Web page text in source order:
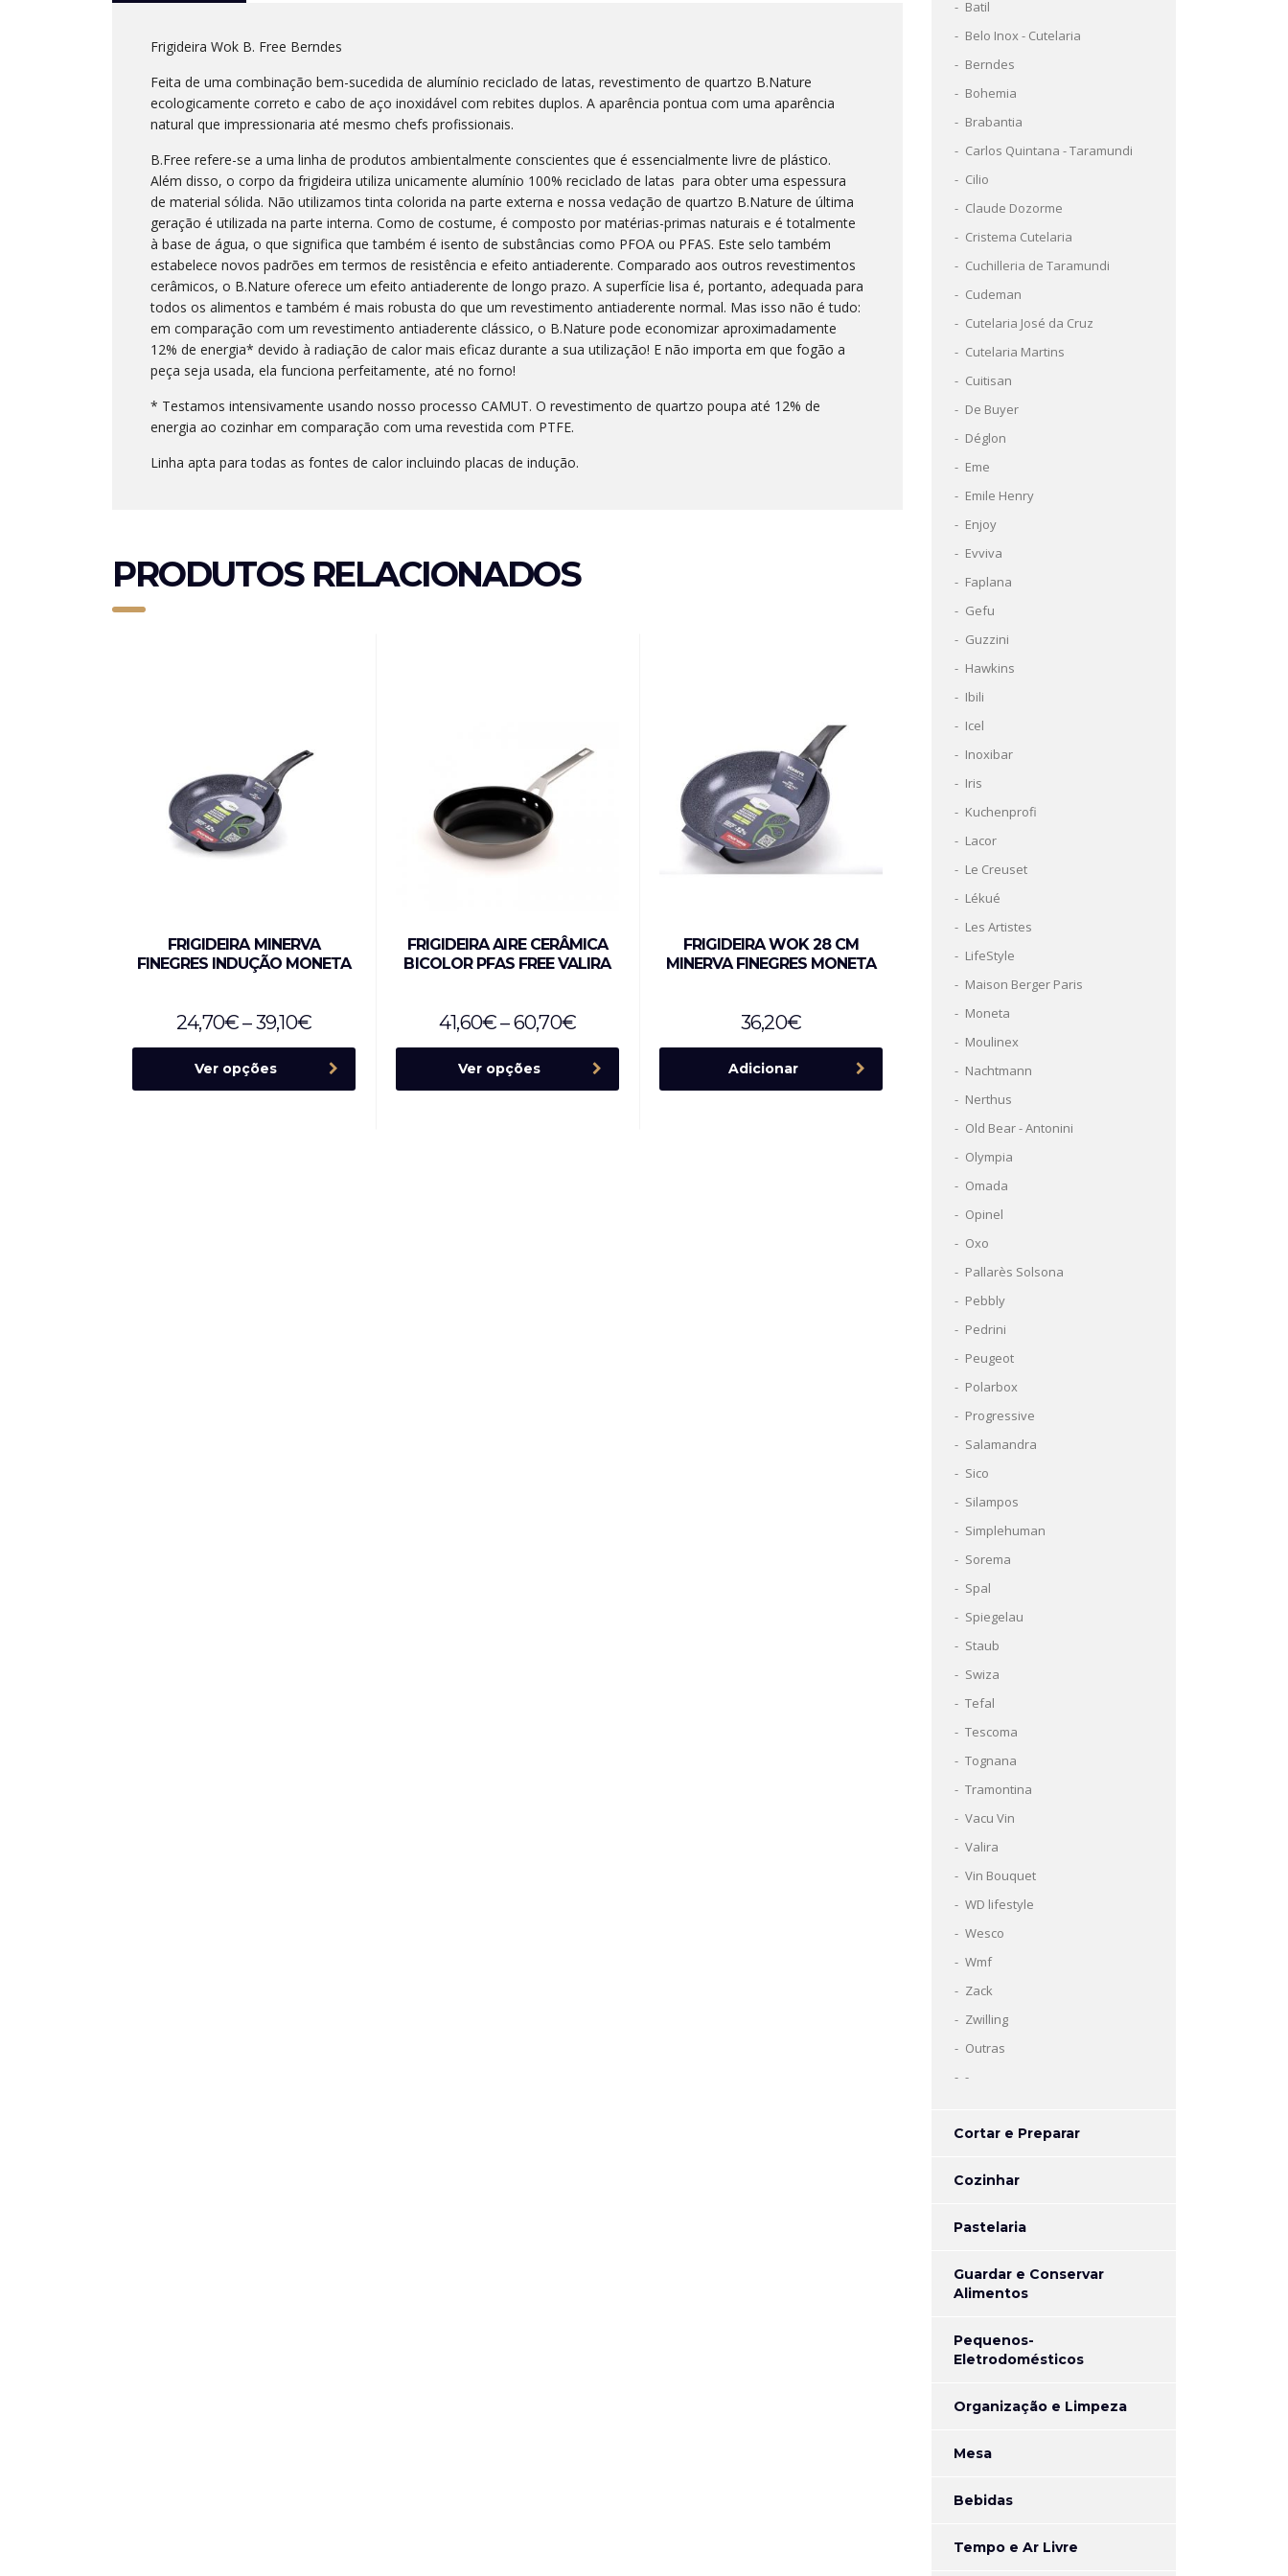
Frigideira Wok B. Free Berndes
Feita de uma combinação bem-sucedida de alumínio reciclado de latas, revestimento de quartzo B.Nature
ecologicamente correto e cabo de aço inoxidável com rebites duplos. A aparência pontua com uma aparência
natural que impressionaria até mesmo chefs profissionais.
B.Free refere-se a uma linha de produtos ambientalmente conscientes que é essencialmente livre de plástico.
Além disso, o corpo da frigideira utiliza unicamente alumínio 100% reciclado de latas para obter uma espessura
de material sólida. Não utilizamos tinta colorida na parte externa e nossa vedação de quartzo B.Nature de última
geração é utilizada na parte interna. Como de costume, é composto por matérias-primas naturais e é totalmente
à base de água, o que significa que também é isento de substâncias como PFOA ou PFAS. Este selo também
estabelece novos padrões em termos de resistência e efeito antiaderente. Comparado aos outros revestimentos
cerâmicos, o B.Nature oferece um efeito antiaderente de longo prazo. A superfície lisa é, portanto, adequada para
todos os alimentos e também é mais robusta do que um revestimento antiaderente normal. Mas isso não é tudo:
em comparação com um revestimento antiaderente clássico, o B.Nature pode economizar aproximadamente
12% de energia* devido à radiação de calor mais eficaz durante a sua utilização! E não importa em que fogão a
peça seja usada, ela funciona perfeitamente, até no forno!
* Testamos intensivamente usando nosso processo CAMUT. O revestimento de quartzo poupa até 12% de
energia ao cozinhar em comparação com uma revestida com PTFE.
Linha apta para todas as fontes de calor incluindo placas de indução.
PRODUTOS RELACIONADOS
FRIGIDEIRA MINERVA
FINEGRES INDUÇÃO MONETA
24,70€–39,10€
Ver opções
FRIGIDEIRA AIRE CERÂMICA
BICOLOR PFAS FREE VALIRA
41,60€–60,70€
Ver opções
FRIGIDEIRA WOK 28 CM
MINERVA FINEGRES MONETA
36,20€
Adicionar
Batil
Belo Inox - Cutelaria
Berndes
Bohemia
Brabantia
Carlos Quintana - Taramundi
Cilio
Claude Dozorme
Cristema Cutelaria
Cuchilleria de Taramundi
Cudeman
Cutelaria José da Cruz
Cutelaria Martins
Cuitisan
De Buyer
Déglon
Eme
Emile Henry
Enjoy
Evviva
Faplana
Gefu
Guzzini
Hawkins
Ibili
Icel
Inoxibar
Iris
Kuchenprofi
Lacor
Le Creuset
Lékué
Les Artistes
LifeStyle
Maison Berger Paris
Moneta
Moulinex
Nachtmann
Nerthus
Old Bear - Antonini
Olympia
Omada
Opinel
Oxo
Pallarès Solsona
Pebbly
Pedrini
Peugeot
Polarbox
Progressive
Salamandra
Sico
Silampos
Simplehuman
Sorema
Spal
Spiegelau
Staub
Swiza
Tefal
Tescoma
Tognana
Tramontina
Vacu Vin
Valira
Vin Bouquet
WD lifestyle
Wesco
Wmf
Zack
Zwilling
Outras
-
Cortar e Preparar
Cozinhar
Pastelaria
Guardar e Conservar
Alimentos
Pequenos-
Eletrodomésticos
Organização e Limpeza
Mesa
Bebidas
Tempo e Ar Livre